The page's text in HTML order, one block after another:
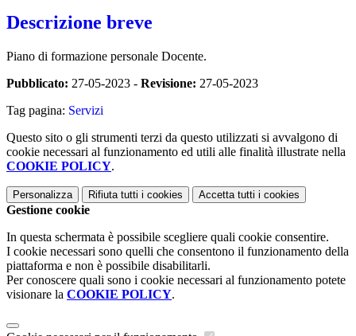
Descrizione breve
Piano di formazione personale Docente.
Pubblicato: 27-05-2023 - Revisione: 27-05-2023
Tag pagina: Servizi
Questo sito o gli strumenti terzi da questo utilizzati si avvalgono di
cookie necessari al funzionamento ed utili alle finalità illustrate nella
COOKIE POLICY.
Personalizza Rifiuta tutti i cookies Accetta tutti i cookies
Gestione cookie
In questa schermata è possibile scegliere quali cookie consentire.
I cookie necessari sono quelli che consentono il funzionamento della
piattaforma e non è possibile disabilitarli.
Per conoscere quali sono i cookie necessari al funzionamento potete
visionare la COOKIE POLICY.